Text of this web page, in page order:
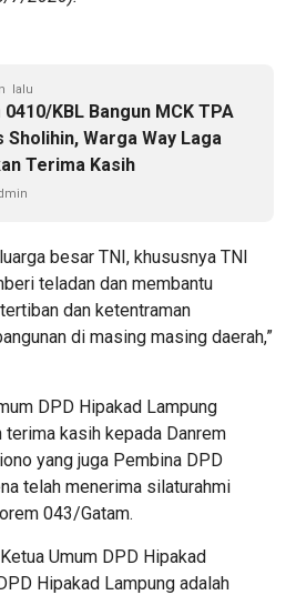
lalu
0410/KBL Bangun MCK TPA
Sholihin, Warga Way Laga
Terima Kasih
besar TNI, khususnya TNI
teladan dan membantu
dan ketentraman
di masing masing daerah,”
DPD Hipakad Lampung
kasih kepada Danrem
yang juga Pembina DPD
telah menerima silaturahmi
043/Gatam.
Umum DPD Hipakad
Hipakad Lampung adalah